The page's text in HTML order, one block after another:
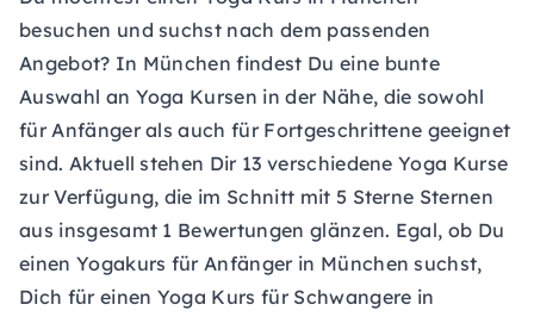
besuchen und suchst nach dem passenden
Angebot? In München findest Du eine bunte
Auswahl an Yoga Kursen in der Nähe, die sowohl
für Anfänger als auch für Fortgeschrittene geeignet
sind. Aktuell stehen Dir 13 verschiedene Yoga Kurse
zur Verfügung, die im Schnitt mit 5 Sterne Sternen
aus insgesamt 1 Bewertungen glänzen. Egal, ob Du
einen Yogakurs für Anfänger in München suchst,
Dich für einen Yoga Kurs für Schwangere in